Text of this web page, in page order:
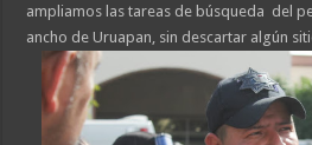
ampliamos las tareas de búsqueda del
ancho de Uruapan, sin descartar algún